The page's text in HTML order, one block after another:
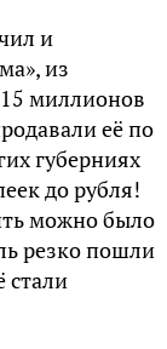
и
из
миллионов
её по
губерниях
до рубля!
можно было
резко пошли
стали